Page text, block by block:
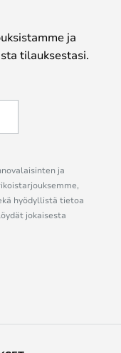
ja
tilauksestasi.
ja
hyödyllistä tietoa
jokaisesta